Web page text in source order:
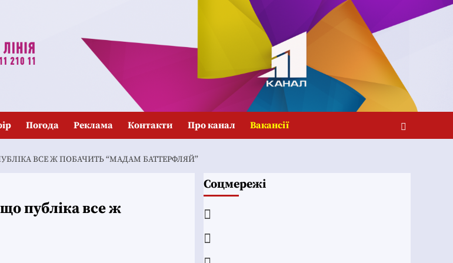
Погода Реклама Контакти Про канал Вакансії
ВСЕ Ж ПОБАЧИТЬ “МАДАМ БАТТЕРФЛЯЙ”
публіка все ж
Соцмережі